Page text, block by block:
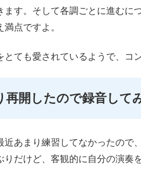
ます。そして各調ごとに進むに
点ですよ。
とても愛されているようで、コ
再開したので録音して
近あまり練習してなかったので
りだけど、客観的に自分の演奏